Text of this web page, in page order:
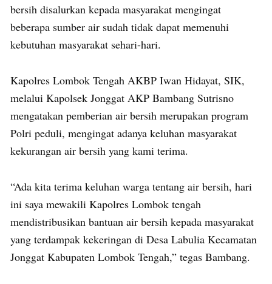
bersih disalurkan kepada masyarakat mengingat
beberapa sumber air sudah tidak dapat memenuhi
kebutuhan masyarakat sehari-hari.
Kapolres Lombok Tengah AKBP Iwan Hidayat, SIK,
melalui Kapolsek Jonggat AKP Bambang Sutrisno
mengatakan pemberian air bersih merupakan program
Polri peduli, mengingat adanya keluhan masyarakat
kekurangan air bersih yang kami terima.
“Ada kita terima keluhan warga tentang air bersih, hari
ini saya mewakili Kapolres Lombok tengah
mendistribusikan bantuan air bersih kepada masyarakat
yang terdampak kekeringan di Desa Labulia Kecamatan
Jonggat Kabupaten Lombok Tengah,” tegas Bambang.